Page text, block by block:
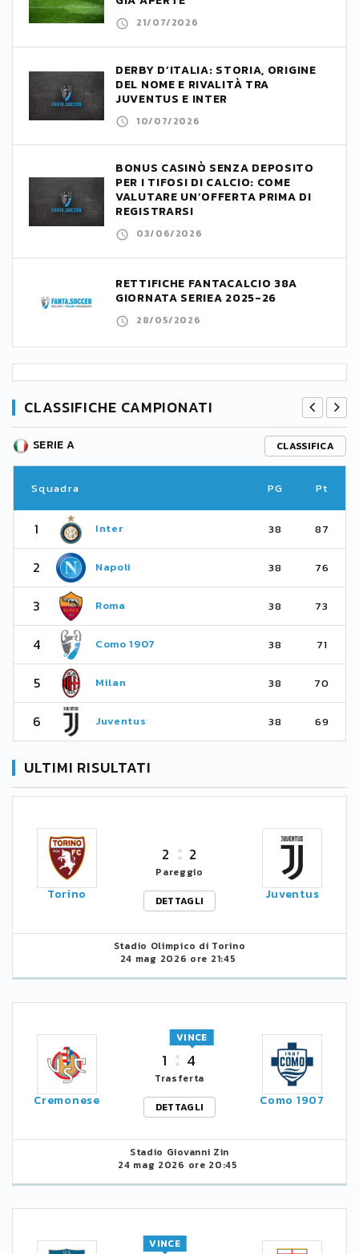
21/07/2026
DERBY D’ITALIA: STORIA, ORIGINE
DEL NOME E RIVALITÀ TRA
JUVENTUS E INTER
10/07/2026
BONUS CASINÒ SENZA DEPOSITO
PER I TIFOSI DI CALCIO: COME
VALUTARE UN’OFFERTA PRIMA DI
REGISTRARSI
03/06/2026
RETTIFICHE FANTACALCIO 38A
GIORNATA SERIEA 2025-26
28/05/2026
CLASSIFICHE CAMPIONATI
SERIE A CLASSIFICA
Squadra PG Pt
1 Inter 38 87
2 Napoli 38 76
3 Roma 38 73
4 Como 1907 38 71
5 Milan 38 70
6 Juventus 38 69
ULTIMI RISULTATI
Torino
2 2
Pareggio
DETTAGLI
Juventus
Stadio Olimpico di Torino
24 mag 2026 ore 21:45
Cremonese
1 4
VINCE
Trasferta
DETTAGLI
Como 1907
Stadio Giovanni Zin
24 mag 2026 ore 20:45
VINCE